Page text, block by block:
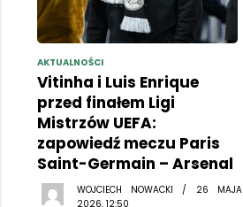
AKTUALNOŚCI
Vitinha i Luis Enrique
przed finałem Ligi
Mistrzów UEFA:
zapowiedź meczu Paris
Saint-Germain – Arsenal
WOJCIECH NOWACKI / 26 MAJA
2026, 12:50